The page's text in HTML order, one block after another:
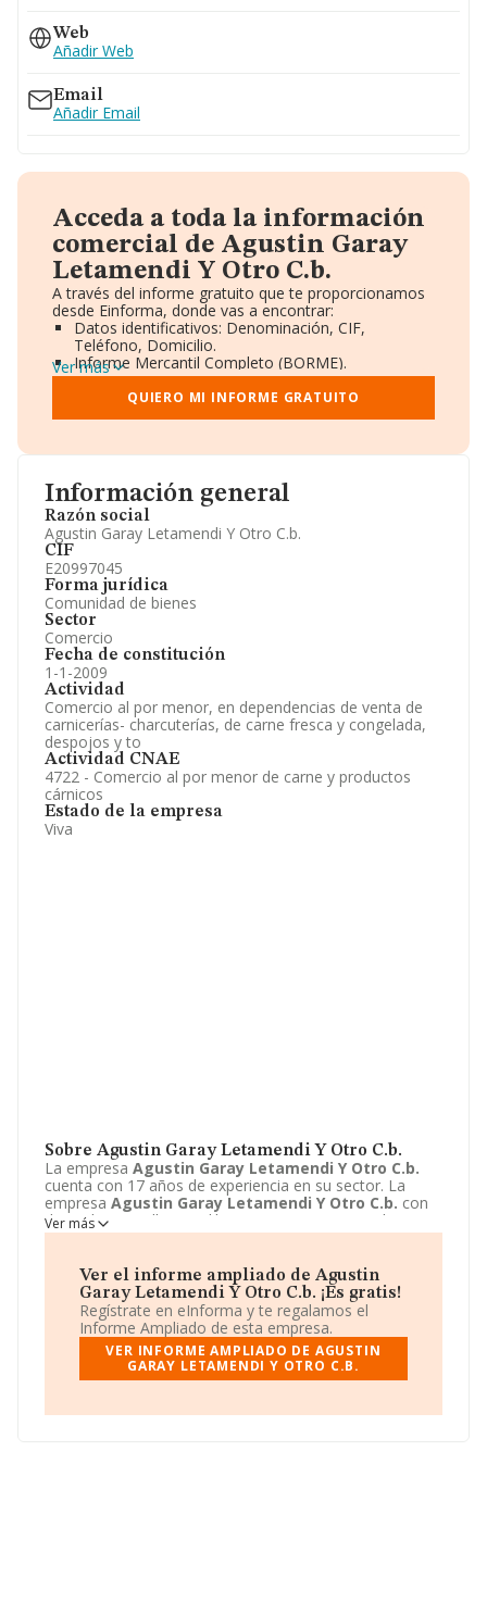
Información general
Razón social
Agustin Garay Letamendi Y Otro C.b.
CIF
E20997045
Forma jurídica
Comunidad de bienes
Sector
Comercio
Fecha de constitución
1-1-2009
Actividad
Comercio al por menor, en dependencias de venta de
carnicerías- charcuterías, de carne fresca y congelada,
despojos y to
Actividad CNAE
4722 - Comercio al por menor de carne y productos
cárnicos
Estado de la empresa
Viva
Sobre Agustin Garay Letamendi Y Otro C.b.
La empresa Agustin Garay Letamendi Y Otro C.b.
cuenta con 17 años de experiencia en su sector. La
empresa Agustin Garay Letamendi Y Otro C.b. con
domicilio en Calle Mendiko, 8 - B 1, Oñati, Gipuzkoa. Su
principal actividad CNAE es 4722 - Comercio al por
Agustin Garay Letamendi Y Otro C.b.está inscrita
como Comunidad de bienes.
Ver más
Ver el informe ampliado de Agustin
Garay Letamendi Y Otro C.b. ¡Es gratis!
Regístrate en eInforma y te regalamos el
Informe Ampliado de esta empresa.
VER INFORME AMPLIADO DE AGUSTIN
GARAY LETAMENDI Y OTRO C.B.
Web
Añadir Web
Email
Añadir Email
Acceda a toda la información
comercial de Agustin Garay
Letamendi Y Otro C.b.
A través del informe gratuito que te proporcionamos
desde Einforma, donde vas a encontrar:
Datos identificativos: Denominación, CIF,
Teléfono, Domicilio.
Informe Mercantil Completo (BORME).
Gráficos de Evolución Ventas y Empleados.
Consejo de Administración y Administradores.
Directivos y Ejecutivos.
Información oficial y registral complementaria.
Ver más
QUIERO MI INFORME GRATUITO